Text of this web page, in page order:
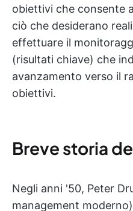
obiettivi che consente
ciò che desiderano
effettuare il
(risultati chiave) che
avanzamento verso il
obiettivi.
Breve storia
Negli anni '50, Peter
management